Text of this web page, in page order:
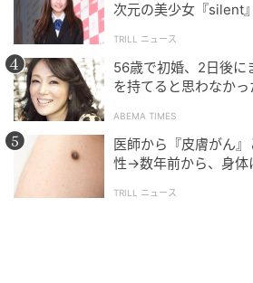
次元の美少女『silent
TRILL ニュース
56歳で初婚、2日後に
を持てると思わなか
ABEMA TIMES
医師から『皮膚がん
性→数年前から、身体
TRILL ニュース